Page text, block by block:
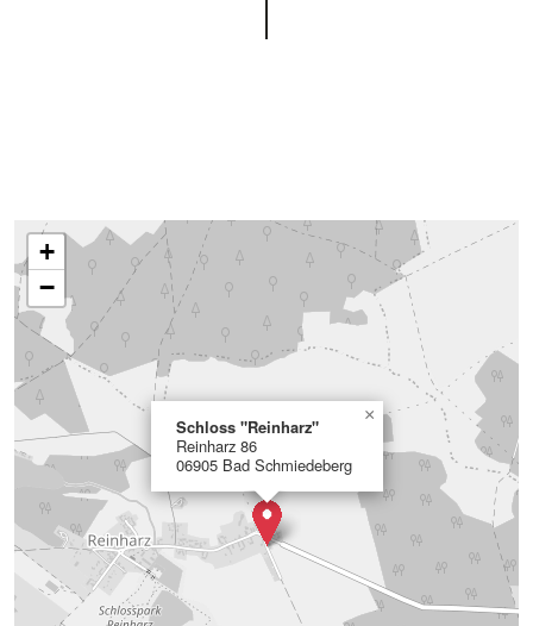
Schloss "Reinharz"
Reinharz 86
06905 Bad Schmiedeberg
×
+
−